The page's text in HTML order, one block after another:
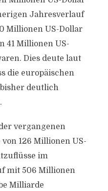
Jahresverlauf
Millionen US-Dollar
41 Millionen US-
Dies deute laut
die europäischen
deutlich
vergangenen
126 Millionen US-
im
mit 506 Millionen
Milliarde